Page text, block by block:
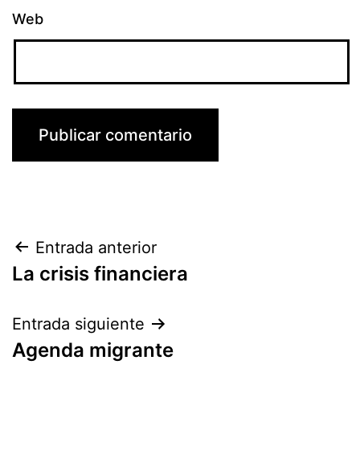
Web
Navegación
de
entradas
Entrada anterior
La crisis financiera
Entrada siguiente
Agenda migrante